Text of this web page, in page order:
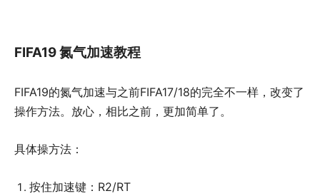
FIFA19 氮气加速教程
FIFA19的氮气加速与之前FIFA17/18的完全不一样，改变了
操作方法。放心，相比之前，更加简单了。
具体操方法：
按住加速键：R2/RT